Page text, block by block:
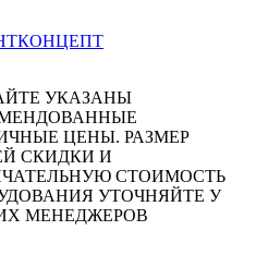
УКАЗАНЫ
ЦЕНЫ. РАЗМЕР
СКИДКИ И
СТОИМОСТЬ
УТОЧНЯЙТЕ У
МЕНЕДЖЕРОВ